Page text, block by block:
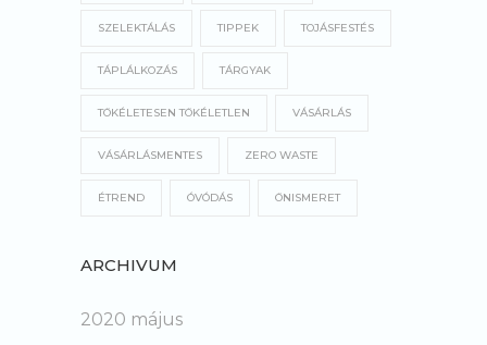
SZELEKTÁLÁS TIPPEK TOJÁSFESTÉS
TÁPLÁLKOZÁS TÁRGYAK
TÖKÉLETESEN TÖKÉLETLEN VÁSÁRLÁS
VÁSÁRLÁSMENTES ZERO WASTE
ÉTREND ÓVÓDÁS ÖNISMERET
ARCHIVUM
2020 május